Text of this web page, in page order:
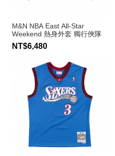
M&N NBA East All-Star
Weekend 熱身外套 獨行俠隊
Dirk Nowitzki
NT$6,480